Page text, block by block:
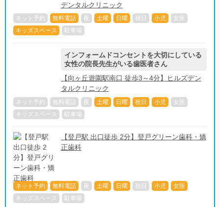
デンタルクリニック
ネット予約 無料電話 夜 土曜 日曜 祝日 小児
女医
キッズスペース
駐車場
インフォームドコンセントを大切にしている
女性の院長先生がいる歯医者さん
【向ヶ丘遊園駅南口 徒歩3～4分】ヒルズデン
タルクリニック
ネット予約 無料電話 夜 土曜 日曜 祝日 小児
女医
キッズスペース
駐車場
【登戸駅 出口徒歩 2分】登戸グリーン歯科・矯
正歯科
ネット予約 無料電話 夜 土曜 日曜 祝日 小児
女医
キッズスペース
駐車場